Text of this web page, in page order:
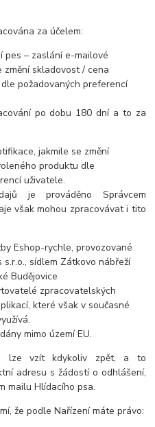
za účelem:
pes – zaslání e-mailové
změní skladovost / cena
požadovaných preferencí
po dobu 180 dní a to za
jakmile se změní
produktu dle
uživatele.
je prováděno Správcem
však mohou zpracovávat i tito
Eshop-rychle, provozované
s.r.o., sídlem Zátkovo nábřeží
Budějovice
zpracovatelských
které však v současné
mimo území EU.
lze vzít kdykoliv zpět, a to
adresu s žádostí o odhlášení,
mailu Hlídacího psa.
že podle Nařízení máte právo: